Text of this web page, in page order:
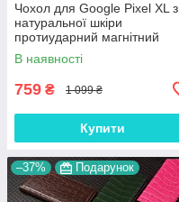
Чохол для Google Pixel XL з
натуральної шкіри
протиударний магнітний
книжка з підставкою
"VENETTA"
В наявності
759 ₴ 1 099 ₴
Купити
–37% Подарунок